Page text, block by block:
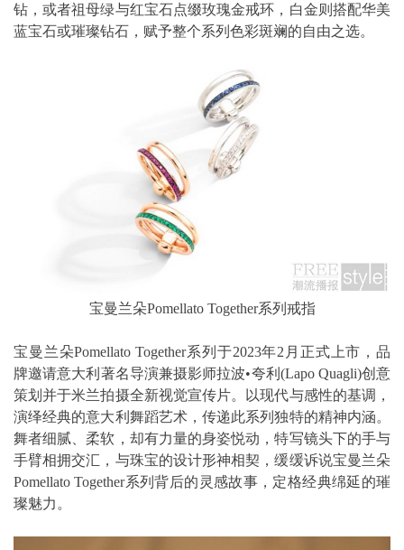
钻，或者祖母绿与红宝石点缀玫瑰金戒环，白金则搭配华美
蓝宝石或璀璨钻石，赋予整个系列色彩斑斓的自由之选。
宝曼兰朵Pomellato Together系列戒指
宝曼兰朵Pomellato Together系列于2023年2月正式上市，品
牌邀请意大利著名导演兼摄影师拉波•夸利(Lapo Quagli)创意
策划并于米兰拍摄全新视觉宣传片。以现代与感性的基调，
演绎经典的意大利舞蹈艺术，传递此系列独特的精神内涵。
舞者细腻、柔软，却有力量的身姿悦动，特写镜头下的手与
手臂相拥交汇，与珠宝的设计形神相契，缓缓诉说宝曼兰朵
Pomellato Together系列背后的灵感故事，定格经典绵延的璀
璨魅力。